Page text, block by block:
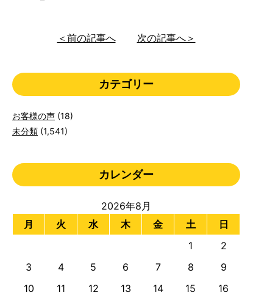
＜前の記事へ 次の記事へ＞
カテゴリー
お客様の声 (18)
未分類 (1,541)
カレンダー
2026年8月
月
火 水 木 金 土 日
1
2
3
4 5 6 7 8
9
10
11 12 13 14 15
16